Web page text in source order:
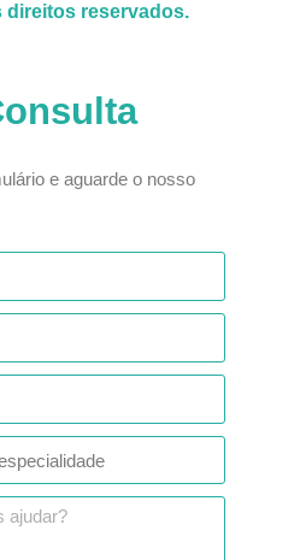
direitos reservados.
e aguarde o nosso